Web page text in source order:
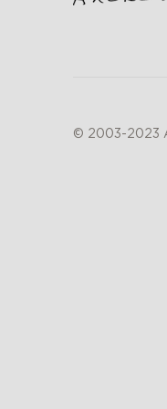
© 2003-2023